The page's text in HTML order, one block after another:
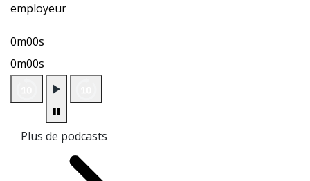
employeur
0m00s
0m00s
Plus de podcasts